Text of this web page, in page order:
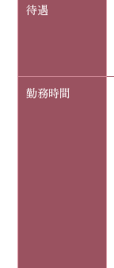
待遇
勤務時間